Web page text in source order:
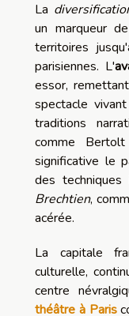
La
un marqueur
territoires
parisiennes. L'
essor,
spectacle
traditions
comme
significative le
des techniques
Brechtien,
acérée.
La capitale
culturelle,
centre
théâtre à Paris